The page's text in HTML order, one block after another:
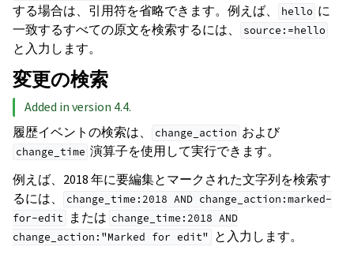
する場合は、引用符を省略できます。例えば、
hello に
一致するすべての原文を検索するには、
source:=hello
と入力します。
変更の検索
Added in version 4.4.
履歴イベントの検索は、
change_action および
change_time 演算子を使用して実行できます。
例えば、2018 年に要編集とマークされた文字列を検索す
るには、
change_time:2018 AND change_action:marked-
for-edit
または change_time:2018 AND
change_action:"Marked for edit" と入力します。